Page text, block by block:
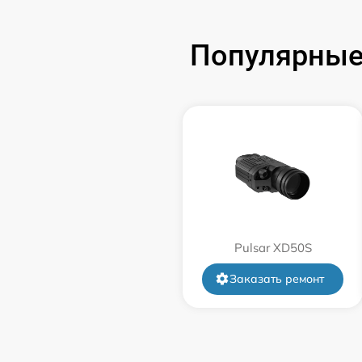
Прошивка (Обновление ПО)
Ремонт платы управления
Восстановление после попадания влаги
Pulsar XD50S
Заказать ремонт